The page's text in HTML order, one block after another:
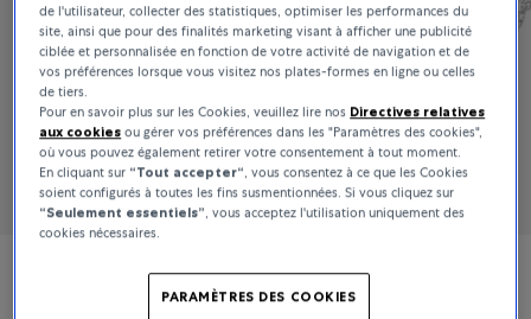
de l'utilisateur, collecter des statistiques, optimiser les performances du
site, ainsi que pour des finalités marketing visant à afficher une publicité
ciblée et personnalisée en fonction de votre activité de navigation et de
vos préférences lorsque vous visitez nos plates-formes en ligne ou celles
de tiers.
Pour en savoir plus sur les Cookies, veuillez lire nos Directives relatives
aux cookies ou gérer vos préférences dans les "Paramètres des cookies",
où vous pouvez également retirer votre consentement à tout moment.
En cliquant sur “Tout accepter“, vous consentez à ce que les Cookies
soient configurés à toutes les fins susmentionnées. Si vous cliquez sur
“Seulement essentiels”, vous acceptez l'utilisation uniquement des
cookies nécessaires.
PARAMÈTRES DES COOKIES